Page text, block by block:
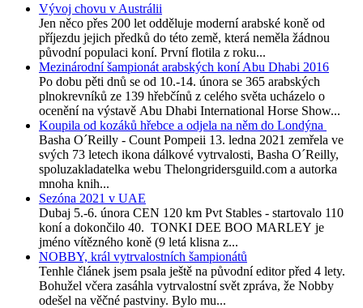
Vývoj chovu v Austrálii
Jen něco přes 200 let odděluje moderní arabské koně od
příjezdu jejich předků do této země, která neměla žádnou
původní populaci koní. První flotila z roku...
Mezinárodní šampionát arabských koní Abu Dhabi 2016
Po dobu pěti dnů se od 10.-14. února se 365 arabských
plnokrevníků ze 139 hřebčínů z celého světa ucházelo o
ocenění na výstavě Abu Dhabi International Horse Show...
Koupila od kozáků hřebce a odjela na něm do Londýna
Basha O´Reilly - Count Pompeii 13. ledna 2021 zemřela ve
svých 73 letech ikona dálkové vytrvalosti, Basha O´Reilly,
spoluzakladatelka webu Thelongridersguild.com a autorka
mnoha knih...
Sezóna 2021 v UAE
Dubaj 5.-6. února CEN 120 km Pvt Stables - startovalo 110
koní a dokončilo 40. TONKI DEE BOO MARLEY je
jméno vítězného koně (9 letá klisna z...
NOBBY, král vytrvalostních šampionátů
Tenhle článek jsem psala ještě na původní editor před 4 lety.
Bohužel včera zasáhla vytrvalostní svět zpráva, že Nobby
odešel na věčné pastviny. Bylo mu...